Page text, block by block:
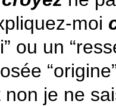
moi
ou un
je ne